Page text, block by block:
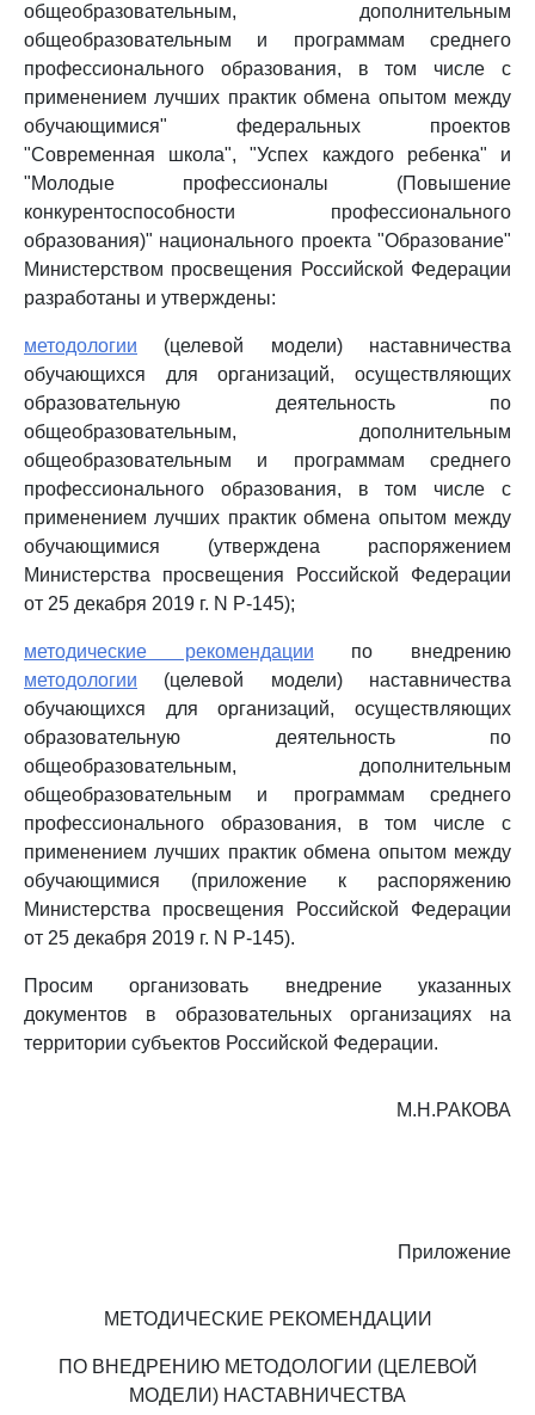
общеобразовательным, дополнительным
общеобразовательным и программам среднего
профессионального образования, в том числе с
применением лучших практик обмена опытом между
обучающимися" федеральных проектов
"Современная школа", "Успех каждого ребенка" и
"Молодые профессионалы (Повышение
конкурентоспособности профессионального
образования)" национального проекта "Образование"
Министерством просвещения Российской Федерации
разработаны и утверждены:
методологии (целевой модели) наставничества
обучающихся для организаций, осуществляющих
образовательную деятельность по
общеобразовательным, дополнительным
общеобразовательным и программам среднего
профессионального образования, в том числе с
применением лучших практик обмена опытом между
обучающимися (утверждена распоряжением
Министерства просвещения Российской Федерации
от 25 декабря 2019 г. N Р-145);
методические рекомендации по внедрению
методологии (целевой модели) наставничества
обучающихся для организаций, осуществляющих
образовательную деятельность по
общеобразовательным, дополнительным
общеобразовательным и программам среднего
профессионального образования, в том числе с
применением лучших практик обмена опытом между
обучающимися (приложение к распоряжению
Министерства просвещения Российской Федерации
от 25 декабря 2019 г. N Р-145).
Просим организовать внедрение указанных
документов в образовательных организациях на
территории субъектов Российской Федерации.
М.Н.РАКОВА
Приложение
МЕТОДИЧЕСКИЕ РЕКОМЕНДАЦИИ
ПО ВНЕДРЕНИЮ МЕТОДОЛОГИИ (ЦЕЛЕВОЙ
МОДЕЛИ) НАСТАВНИЧЕСТВА